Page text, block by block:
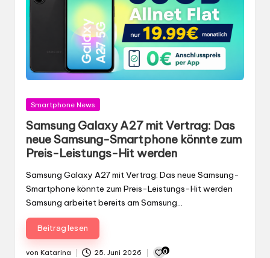
Gepostet
Smartphone News
Samsung Galaxy A27 mit Vertrag: Das
neue Samsung-Smartphone könnte zum
Preis-Leistungs-Hit werden
Samsung Galaxy A27 mit Vertrag: Das neue Samsung-
Smartphone könnte zum Preis-Leistungs-Hit werden
Samsung arbeitet bereits am Samsung…
Beitrag lesen
von Katarina 25. Juni 2026 0